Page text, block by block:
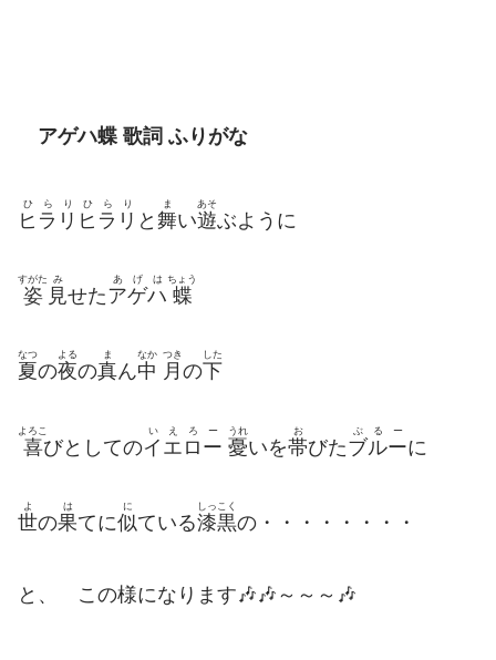
アゲハ蝶 歌詞 ふりがな
ヒラリヒラリ
ひらりひらり
と 舞
ま
い遊
あそ
ぶように
姿
すがた
見
み
せたアゲハ
あげは
蝶
ちょう
夏
なつ
の夜
よる
の真
ま
ん中
なか
月
つき
の下
した
喜
よろこ
びとしてのイエロー
いえろー
憂
うれ
いを帯
お
びたブルー
ぶるー
に
世
よ
の果
は
てに似
に
ている漆黒
しっこく
の・・・・・・・・
と、 この様になります🎶🎶～～～🎶